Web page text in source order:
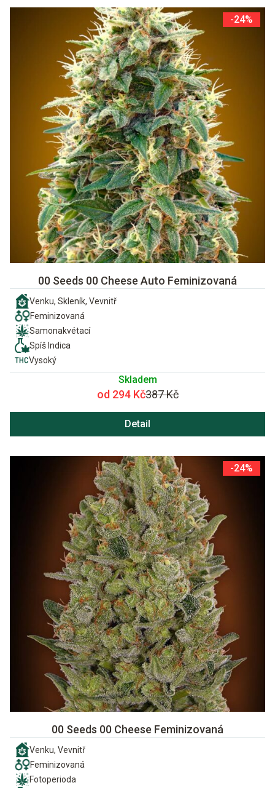
-24%
00 Seeds 00 Cheese Auto Feminizovaná
Venku, Skleník, Vevnitř
Feminizovaná
Samonakvétací
Spíš Indica
Vysoký
Skladem
od 294 Kč387 Kč
Detail
-24%
00 Seeds 00 Cheese Feminizovaná
Venku, Vevnitř
Feminizovaná
Fotoperioda